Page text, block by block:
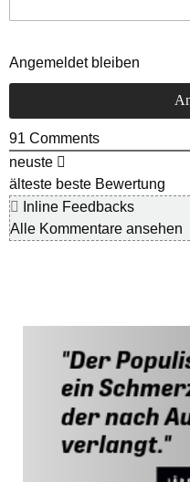
Angemeldet bleiben
91 Comments
neuste
älteste beste Bewertung
Inline Feedbacks
Alle Kommentare ansehen